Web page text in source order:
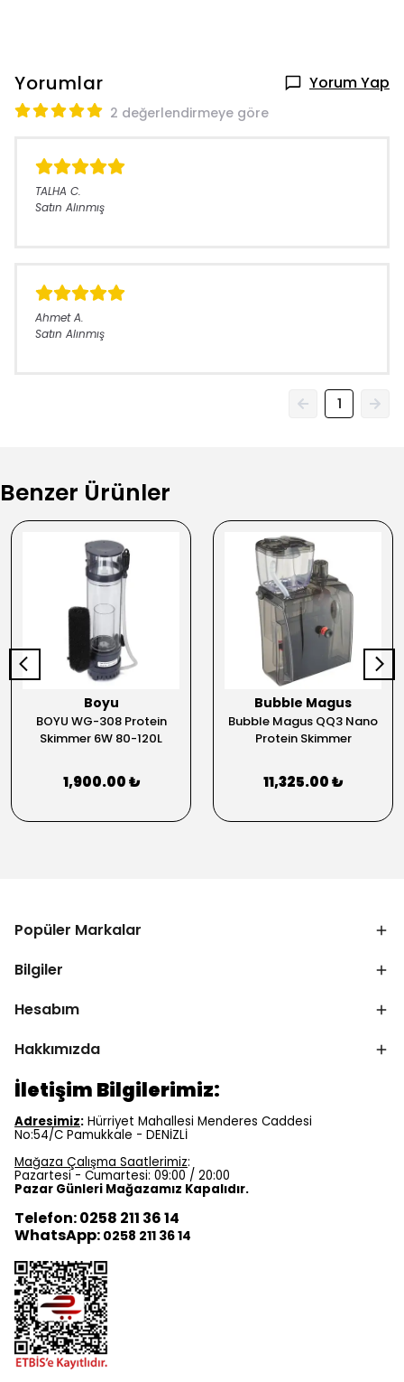
Yorumlar Yorum Yap
2 değerlendirmeye göre
TALHA C.
Satın Alınmış
Ahmet A.
Satın Alınmış
1
Benzer Ürünler
Boyu
BOYU WG-308 Protein
Skimmer 6W 80-120L
1,900.00 ₺
Bubble Magus
Bubble Magus QQ3 Nano
Protein Skimmer
11,325.00 ₺
Popüler Markalar
Bilgiler
Hesabım
Hakkımızda
İletişim Bilgilerimiz:
Adresimiz: Hürriyet Mahallesi Menderes Caddesi
No:54/C Pamukkale - DENİZLİ
Mağaza Çalışma Saatlerimiz:
Pazartesi - Cumartesi: 09:00 / 20:00
Pazar Günleri Mağazamız Kapalıdır.
Telefon: 0258 211 36 14
WhatsApp: 0258 211 36 14